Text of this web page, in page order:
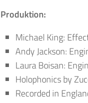
Produktion:
Michael King:
Andy Jackson:
Laura Boisan:
Holophonics by
Recorded in